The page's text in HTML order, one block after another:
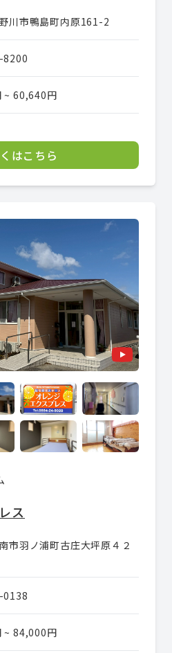
川市鴨島町内原161-2
~ 60,640円
はこちら
ス
市羽ノ浦町古庄大坪原４２
~ 84,000円